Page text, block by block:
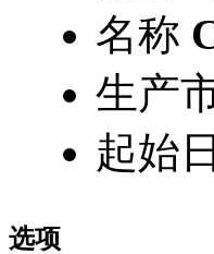
名称
生产
起始
选项